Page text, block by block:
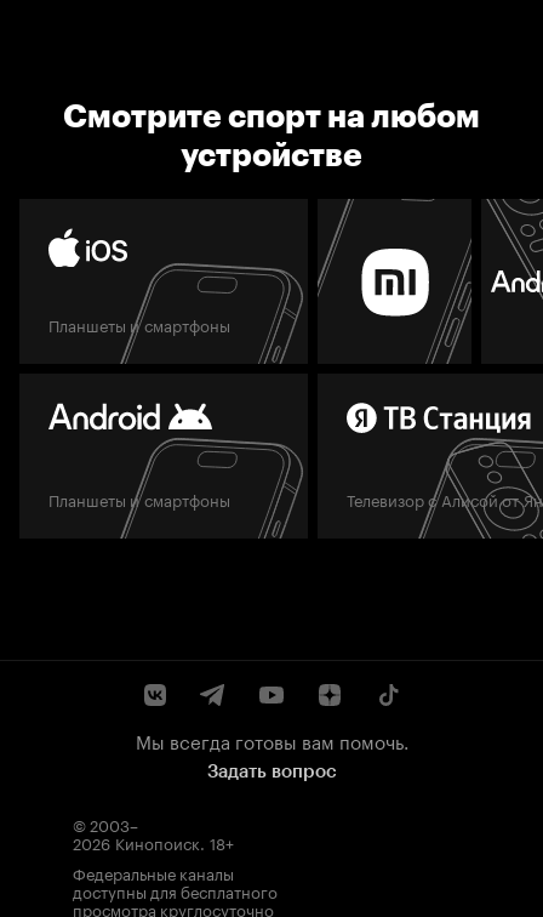
Смотрите спорт на любом
устройстве
Планшеты и смартфоны
Планшеты и смартфоны Телевизор с Алисой от
Мы всегда готовы вам помочь.
Задать вопрос
© 2003–
2026 Кинопоиск. 18+
Федеральные каналы
доступны для бесплатного
просмотра круглосуточно